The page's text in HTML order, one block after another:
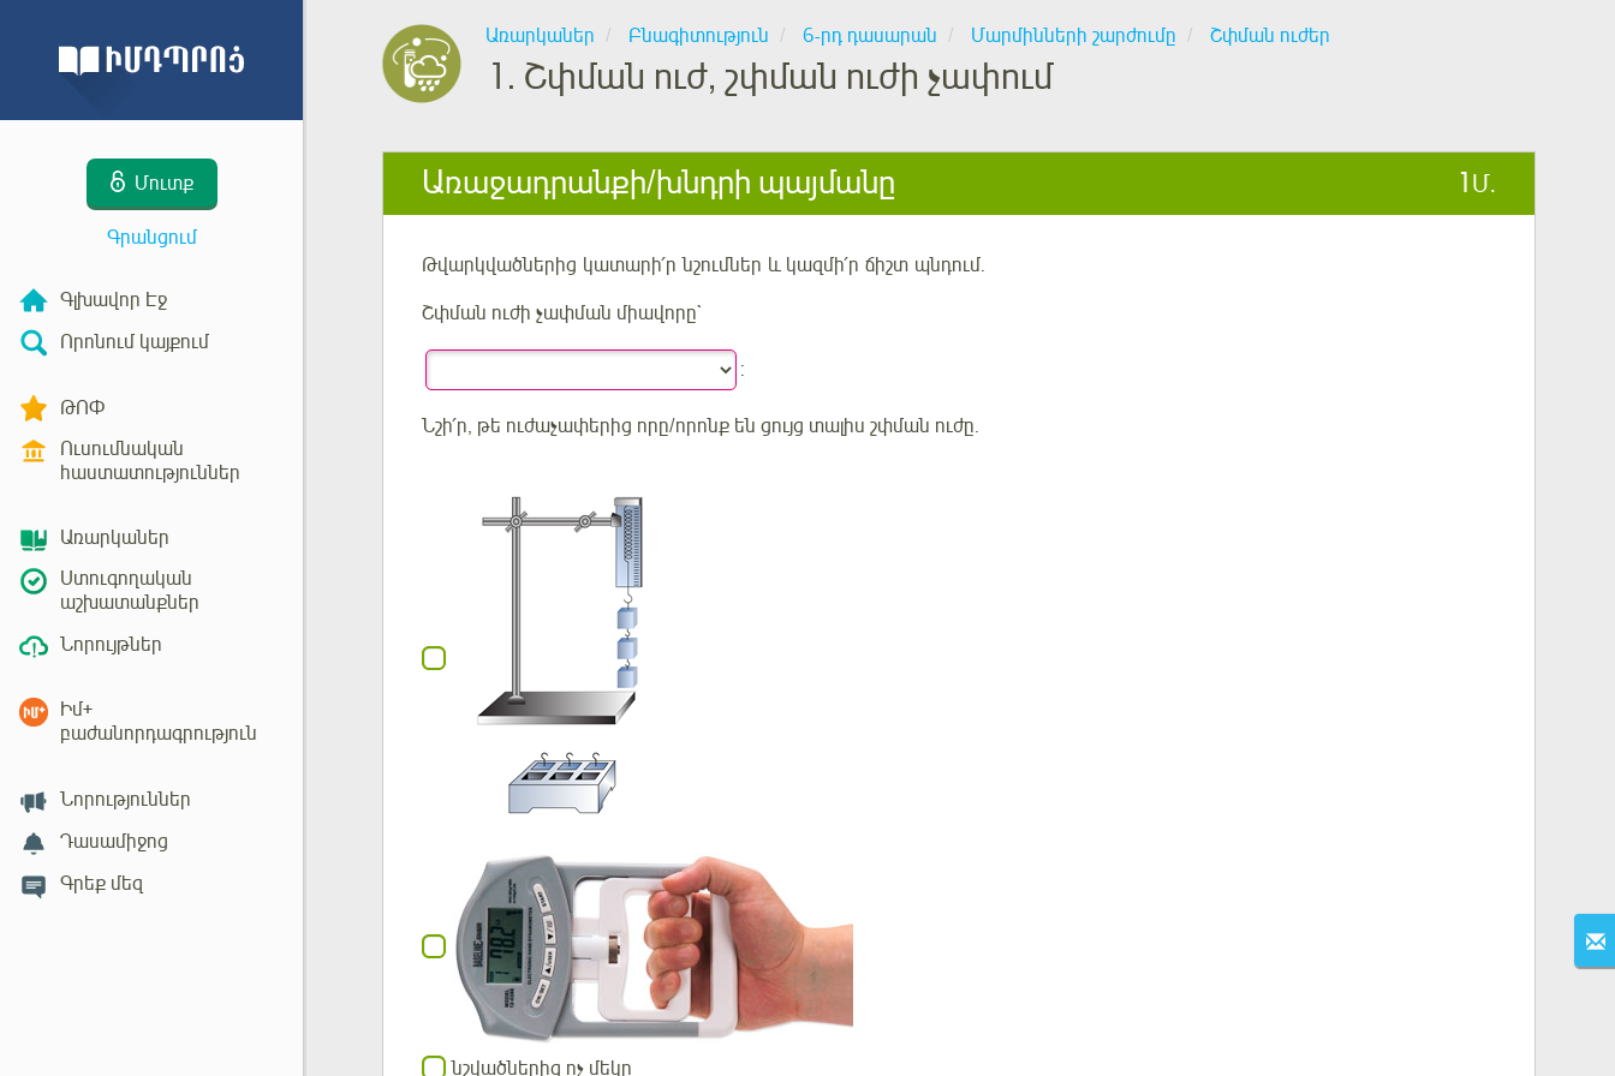
Մուտք
Գրանցում
Գլխավոր Էջ
Որոնում կայքում
ԹՈՓ
Ուսումնական
հաստատություններ
Առարկաներ
Ստուգողական
աշխատանքներ
Նորույթներ
Իմ+
բաժանորդագրություն
Նորություններ
Դասամիջոց
Գրեք մեզ
Առարկաներ Բնագիտություն 6-րդ դասարան Մարմինների շարժումը Շփման ուժեր
1. Շփման ուժ, շփման ուժի չափում
Առաջադրանքի/խնդրի պայմանը 1 Մ.
Թվարկվածներից կատարի՛րնշումներ և կազմի՛ր ճիշտ պնդում.
Շփման ուժի չափման միավորը`
:
Նշի՛ր, թե ուժաչափերից որը/որոնք են ցույց տալիս շփման ուժը.
նշվածներից ոչ մեկը